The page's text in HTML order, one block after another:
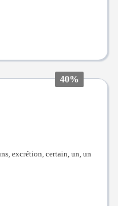
40%
excrétion, certain, un, un